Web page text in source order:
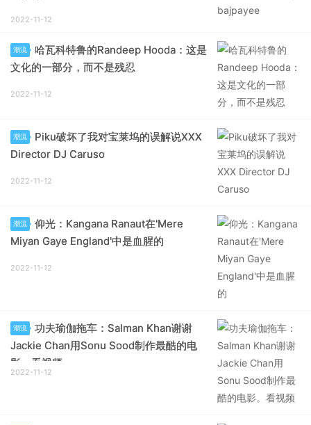
2022-11-12
潮流
哈瓦科特鲁的Randeep Hooda：这是
文化的一部分，而不是残忍
2022-11-12
潮流
Piku破坏了我对宝莱坞的误解说XXX
Director DJ Caruso
2022-11-12
潮流
仰光：Kangana Ranaut在'Mere
Miyan Gaye England'中是血腥的
2022-11-12
潮流
功夫瑜伽拖车：Salman Khan谢谢
Jackie Chan用Sonu Sood制作最酷的电
影。看视频
2022-11-12